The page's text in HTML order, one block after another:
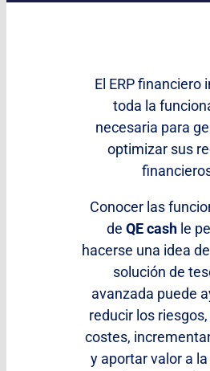
El ERP financiero
toda la
necesaria para
optimizar sus
Conocer las
de QE cashle
hacerse una idea
solución de
avanzada puede
reducir los
costes,
y aportar valor a